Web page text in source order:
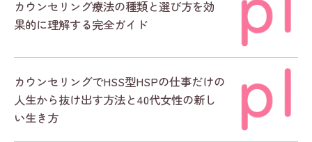
カウンセリング療法の種類と選び方を効
果的に理解する完全ガイド
カウンセリングでHSS型HSPの仕事だけの
人生から抜け出す方法と40代女性の新し
い生き方